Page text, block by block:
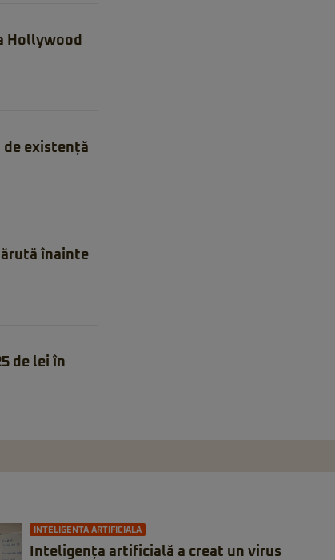
Hollywood
de existență
înainte
de lei în
INTELIGENTA ARTIFICIALA
Inteligența artificială a creat un virus